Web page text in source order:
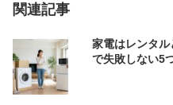
関連記事
家電はレンタ
で失敗しない5